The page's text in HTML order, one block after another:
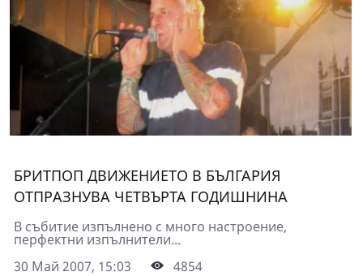
БРИТПОП ДВИЖЕНИЕТО В БЪЛГАРИЯ
ОТПРАЗНУВА ЧЕТВЪРТА ГОДИШНИНА
В събитие изпълнено с много настроение,
перфектни изпълнители...
30 Май 2007, 15:03
4854